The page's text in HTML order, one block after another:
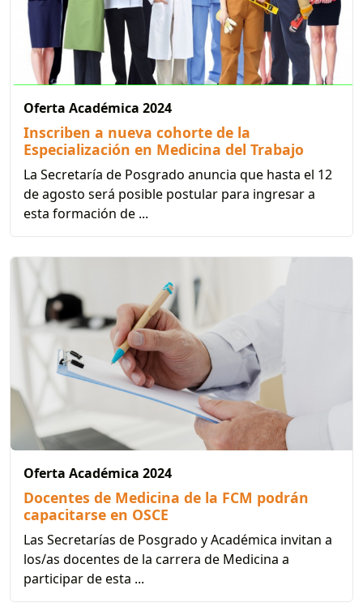
Oferta Académica 2024
Inscriben a nueva cohorte de la
Especialización en Medicina del Trabajo
La Secretaría de Posgrado anuncia que hasta el 12
de agosto será posible postular para ingresar a
esta formación de ...
Oferta Académica 2024
Docentes de Medicina de la FCM podrán
capacitarse en OSCE
Las Secretarías de Posgrado y Académica invitan a
los/as docentes de la carrera de Medicina a
participar de esta ...